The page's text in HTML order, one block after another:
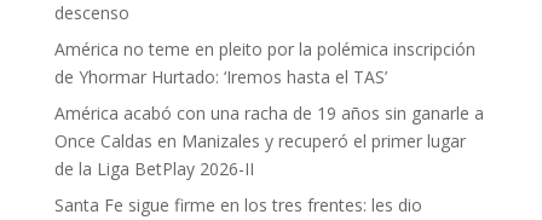
descenso
América no teme en pleito por la polémica inscripción
de Yhormar Hurtado: ‘Iremos hasta el TAS’
América acabó con una racha de 19 años sin ganarle a
Once Caldas en Manizales y recuperó el primer lugar
de la Liga BetPlay 2026-II
Santa Fe sigue firme en los tres frentes: les dio